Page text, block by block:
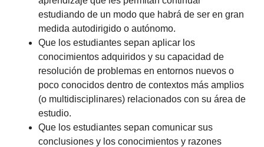
estudiando de un modo que habrá de ser en gran
medida autodirigido o autónomo.
Que los estudiantes sepan aplicar los
conocimientos adquiridos y su capacidad de
resolución de problemas en entornos nuevos o
poco conocidos dentro de contextos más amplios
(o multidisciplinares) relacionados con su área de
estudio.
Que los estudiantes sepan comunicar sus
conclusiones y los conocimientos y razones